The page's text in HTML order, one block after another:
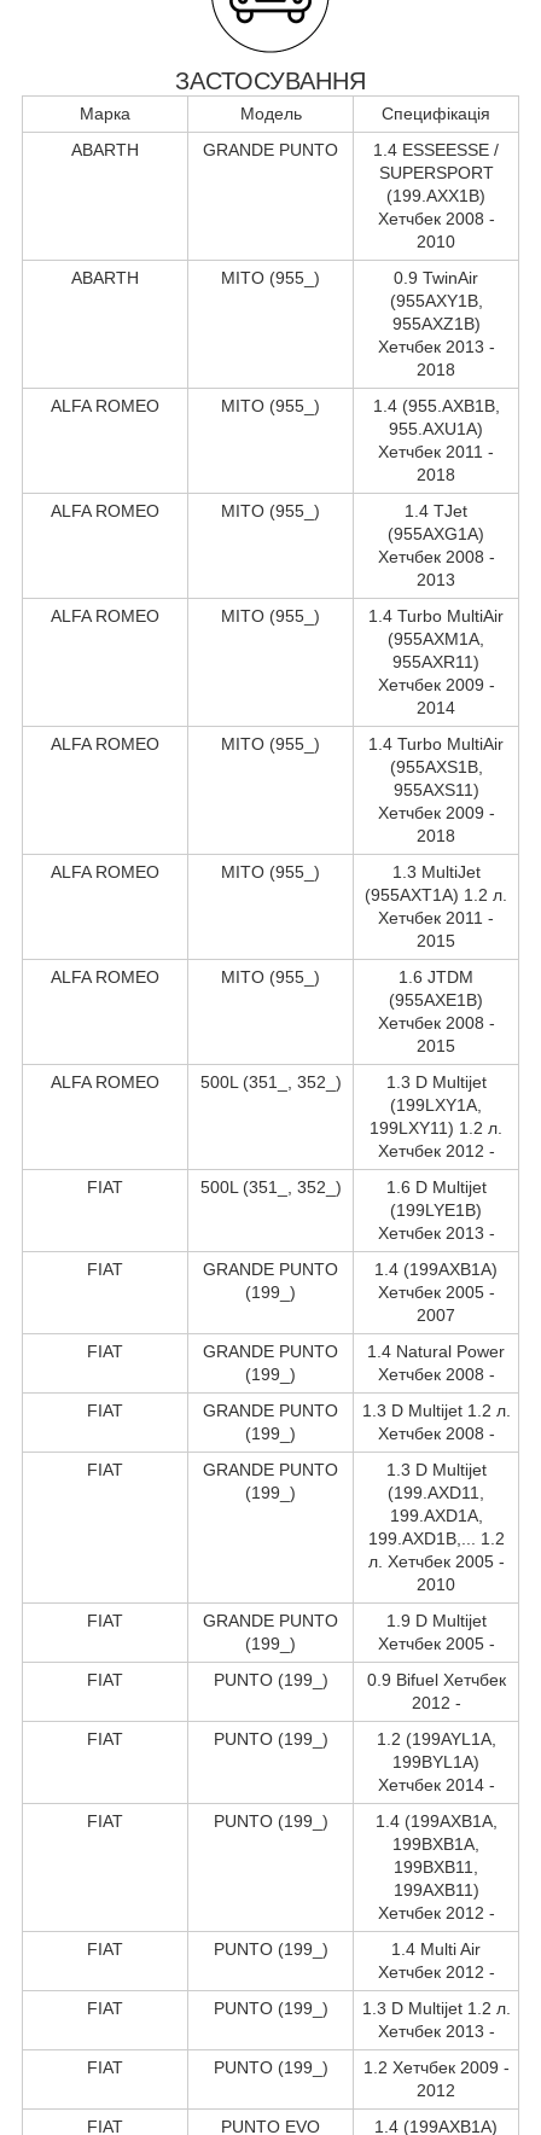
ЗАСТОСУВАННЯ
Марка Модель
Специфікація
ABARTH
GRANDE PUNTO
1.4 ESSEESSE /
SUPERSPORT
(199.AXX1B)
Хетчбек 2008 -
2010
ABARTH
MITO (955_)
0.9 TwinAir
(955AXY1B,
955AXZ1B)
Хетчбек 2013 -
2018
ALFA ROMEO
MITO (955_)
1.4 (955.AXB1B,
955.AXU1A)
Хетчбек 2011 -
2018
ALFA ROMEO
MITO (955_)
1.4 TJet
(955AXG1A)
Хетчбек 2008 -
2013
ALFA ROMEO
MITO (955_)
1.4 Turbo MultiAir
(955AXM1A,
955AXR11)
Хетчбек 2009 -
2014
ALFA ROMEO
MITO (955_)
1.4 Turbo MultiAir
(955AXS1B,
955AXS11)
Хетчбек 2009 -
2018
ALFA ROMEO
MITO (955_)
1.3 MultiJet
(955AXT1A) 1.2 л.
Хетчбек 2011 -
2015
ALFA ROMEO
MITO (955_)
1.6 JTDM
(955AXE1B)
Хетчбек 2008 -
2015
ALFA ROMEO
500L (351_, 352_)
1.3 D Multijet
(199LXY1A,
199LXY11) 1.2 л.
Хетчбек 2012 -
FIAT
500L (351_, 352_)
1.6 D Multijet
(199LYE1B)
Хетчбек 2013 -
FIAT
GRANDE PUNTO
(199_)
1.4 (199AXB1A)
Хетчбек 2005 -
2007
FIAT
GRANDE PUNTO
(199_)
1.4 Natural Power
Хетчбек 2008 -
FIAT
GRANDE PUNTO
(199_)
1.3 D Multijet 1.2 л.
Хетчбек 2008 -
FIAT
GRANDE PUNTO
(199_)
1.3 D Multijet
(199.AXD11,
199.AXD1A,
199.AXD1B,... 1.2
л. Хетчбек 2005 -
2010
FIAT
GRANDE PUNTO
(199_)
1.9 D Multijet
Хетчбек 2005 -
FIAT
PUNTO (199_)
0.9 Bifuel Хетчбек
2012 -
FIAT
PUNTO (199_)
1.2 (199AYL1A,
199BYL1A)
Хетчбек 2014 -
FIAT
PUNTO (199_)
1.4 (199AXB1A,
199BXB1A,
199BXB11,
199AXB11)
Хетчбек 2012 -
FIAT
PUNTO (199_)
1.4 Multi Air
Хетчбек 2012 -
FIAT
PUNTO (199_)
1.3 D Multijet 1.2 л.
Хетчбек 2013 -
FIAT
PUNTO (199_)
1.2 Хетчбек 2009 -
2012
FIAT
PUNTO EVO 1.4 (199AXB1A)